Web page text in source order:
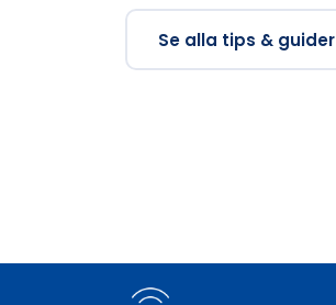
Se alla tips & guider